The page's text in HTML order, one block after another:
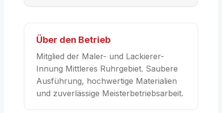
Über den Betrieb
Mitglied der Maler- und Lackierer-
Innung Mittleres Ruhrgebiet. Saubere
Ausführung, hochwertige Materialien
und zuverlässige Meisterbetriebsarbeit.